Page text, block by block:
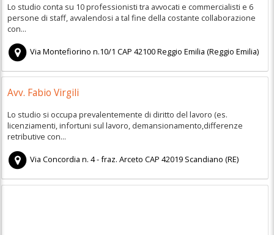
Lo studio conta su 10 professionisti tra avvocati e commercialisti e 6
persone di staff, avvalendosi a tal fine della costante collaborazione
con...
Via Montefiorino n.10/1 CAP42100Reggio Emilia (Reggio Emilia)
Avv. Fabio Virgili
Lo studio si occupa prevalentemente di diritto del lavoro (es.
licenziamenti, infortuni sul lavoro, demansionamento,differenze
retributive con...
Via Concordia n. 4 - fraz. Arceto CAP42019 Scandiano (RE)